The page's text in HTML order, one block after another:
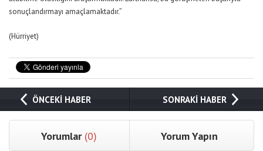
sonuçlandırmayı amaçlamaktadır.”
(Hürriyet)
ÖNCEKİ HABER SONRAKİ HABER
Yorumlar (0) Yorum Yapın